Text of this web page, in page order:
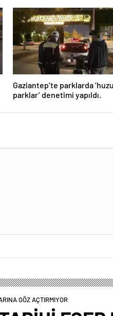
Gaziantep’te parklarda
parklar’ denetimi yapıldı.
GÖZ AÇTIRMIYOR